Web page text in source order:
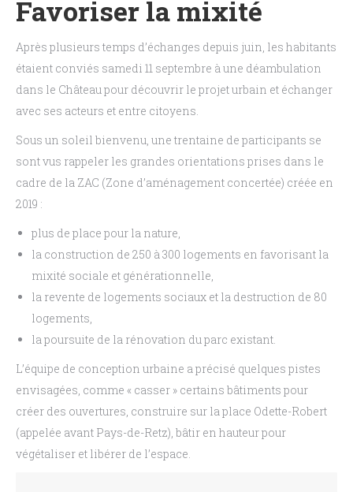
Favoriser la mixité
Après plusieurs temps d’échanges depuis juin, les habitants
étaient conviés samedi 11 septembre à une déambulation
dans le Château pour découvrir le projet urbain et échanger
avec ses acteurs et entre citoyens.
Sous un soleil bienvenu, une trentaine de participants se
sont vus rappeler les grandes orientations prises dans le
cadre de la ZAC (Zone d’aménagement concertée) créée en
2019 :
plus de place pour la nature,
la construction de 250 à 300 logements en favorisant la
mixité sociale et générationnelle,
la revente de logements sociaux et la destruction de 80
logements,
la poursuite de la rénovation du parc existant.
L’équipe de conception urbaine a précisé quelques pistes
envisagées, comme « casser » certains bâtiments pour
créer des ouvertures, construire sur la place Odette-Robert
(appelée avant Pays-de-Retz), bâtir en hauteur pour
végétaliser et libérer de l’espace.